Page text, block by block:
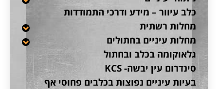
כלב עיוור – מידע ודרכי התמודדות
מחלות רשתית
מחלות עיניים בחתולים
גלאוקומה בכלב ובחתול
סינדרום עין יבשה- KCS
בעיות עיניים נפוצות בכלבים פחוסי אף